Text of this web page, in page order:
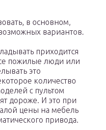
в основном,
вариантов.
приходится
пожилые люди или
это
количество
с пультом
дороже. И это при
цены на мебель
привода.